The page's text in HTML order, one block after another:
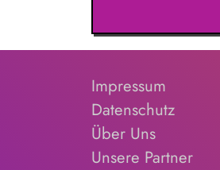
Impressum
Datenschutz
Über Uns
Unsere Partner